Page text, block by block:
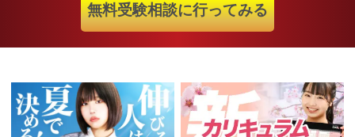
無料受験相談に行ってみる